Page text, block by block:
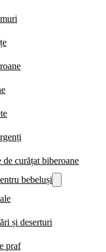
de curățat biberoane
bebeluși
și deserturi
praf